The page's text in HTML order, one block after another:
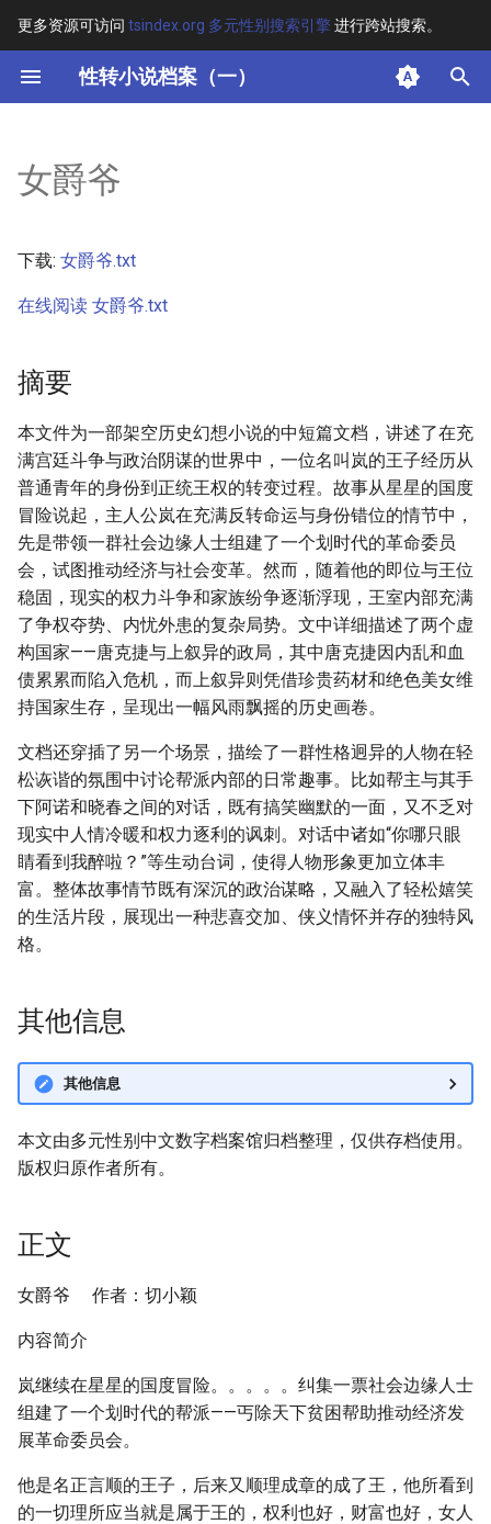
更多资源可访问 tsindex.org 多元性别搜索引擎进行跨站搜索。
性转小说档案（一）
键
开
搜
索
其他信息
正文
女爵爷
下载: 女爵爷.txt
在线阅读 女爵爷.txt
摘要
本文件为一部架空历史幻想小说的中短篇文档，讲述了在充
满宫廷斗争与政治阴谋的世界中，一位名叫岚的王子经历从
普通青年的身份到正统王权的转变过程。故事从星星的国度
冒险说起，主人公岚在充满反转命运与身份错位的情节中，
先是带领一群社会边缘人士组建了一个划时代的革命委员
会，试图推动经济与社会变革。然而，随着他的即位与王位
稳固，现实的权力斗争和家族纷争逐渐浮现，王室内部充满
了争权夺势、内忧外患的复杂局势。文中详细描述了两个虚
构国家——唐克捷与上叙异的政局，其中唐克捷因内乱和血
债累累而陷入危机，而上叙异则凭借珍贵药材和绝色美女维
持国家生存，呈现出一幅风雨飘摇的历史画卷。
文档还穿插了另一个场景，描绘了一群性格迥异的人物在轻
松诙谐的氛围中讨论帮派内部的日常趣事。比如帮主与其手
下阿诺和晓春之间的对话，既有搞笑幽默的一面，又不乏对
现实中人情冷暖和权力逐利的讽刺。对话中诸如“你哪只眼
睛看到我醉啦？”等生动台词，使得人物形象更加立体丰
富。整体故事情节既有深沉的政治谋略，又融入了轻松嬉笑
的生活片段，展现出一种悲喜交加、侠义情怀并存的独特风
格。
其他信息
其他信息
本文由多元性别中文数字档案馆归档整理，仅供存档使用。
版权归原作者所有。
正文
女爵爷 作者：切小颖
内容简介
岚继续在星星的国度冒险。。。。。纠集一票社会边缘人士
组建了一个划时代的帮派——丐除天下贫困帮助推动经济发
展革命委员会。
他是名正言顺的王子，后来又顺理成章的成了王，他所看到
的一切理所应当就是属于王的，权利也好，财富也好，女人